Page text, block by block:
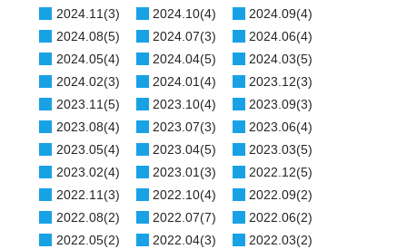
2024.11(3)
2024.10(4)
2024.09(4)
2024.08(5)
2024.07(3)
2024.06(4)
2024.05(4)
2024.04(5)
2024.03(5)
2024.02(3)
2024.01(4)
2023.12(3)
2023.11(5)
2023.10(4)
2023.09(3)
2023.08(4)
2023.07(3)
2023.06(4)
2023.05(4)
2023.04(5)
2023.03(5)
2023.02(4)
2023.01(3)
2022.12(5)
2022.11(3)
2022.10(4)
2022.09(2)
2022.08(2)
2022.07(7)
2022.06(2)
2022.05(2)
2022.04(3)
2022.03(2)